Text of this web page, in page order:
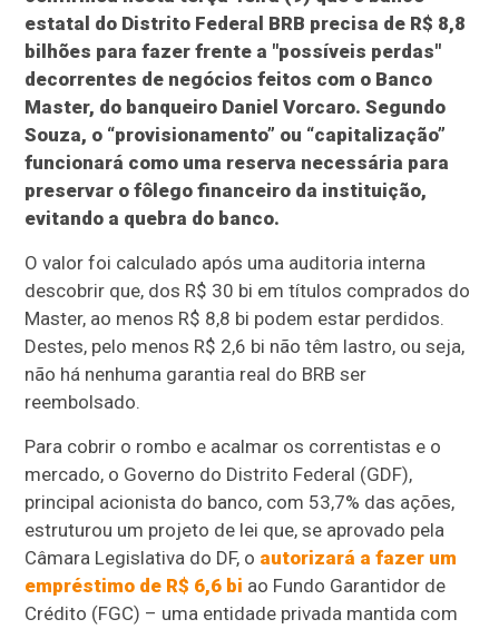
estatal do Distrito Federal BRB precisa de R$ 8,8
bilhões para fazer frente a "possíveis perdas"
decorrentes de negócios feitos com o Banco
Master, do banqueiro Daniel Vorcaro. Segundo
Souza, o “provisionamento” ou “capitalização”
funcionará como uma reserva necessária para
preservar o fôlego financeiro da instituição,
evitando a quebra do banco.
O valor foi calculado após uma auditoria interna
descobrir que, dos R$ 30 bi em títulos comprados do
Master, ao menos R$ 8,8 bi podem estar perdidos.
Destes, pelo menos R$ 2,6 bi não têm lastro, ou seja,
não há nenhuma garantia real do BRB ser
reembolsado.
Para cobrir o rombo e acalmar os correntistas e o
mercado, o Governo do Distrito Federal (GDF),
principal acionista do banco, com 53,7% das ações,
estruturou um projeto de lei que, se aprovado pela
Câmara Legislativa do DF, o autorizará a fazer um
empréstimo de R$ 6,6 bi ao Fundo Garantidor de
Crédito (FGC) – uma entidade privada mantida com